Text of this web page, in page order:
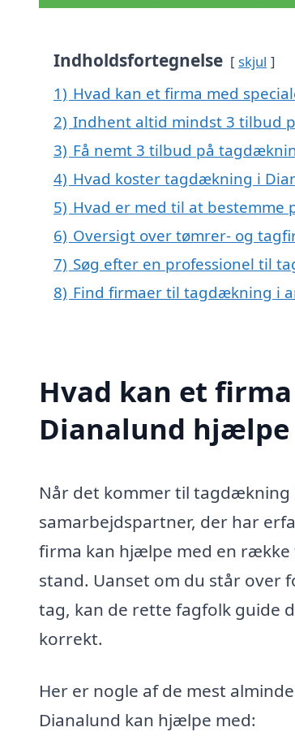
Indholdsfortegnelse skjul
1) Hvad kan et firma med
2) Indhent altid mindst 3 tilbud
3) Få nemt 3 tilbud på
4) Hvad koster tagdækning i
5) Hvad er med til at
6) Oversigt over tømrer- og
7) Søg efter en professionel til
8) Find firmaer til tagdækning i
Hvad kan et
Dianalund hjælpe
Når det kommer til
samarbejdspartner, der har
firma kan hjælpe med en række
stand. Uanset om du står over
tag, kan de rette fagfolk guide
korrekt.
Her er nogle af de mest
Dianalund kan hjælpe med: